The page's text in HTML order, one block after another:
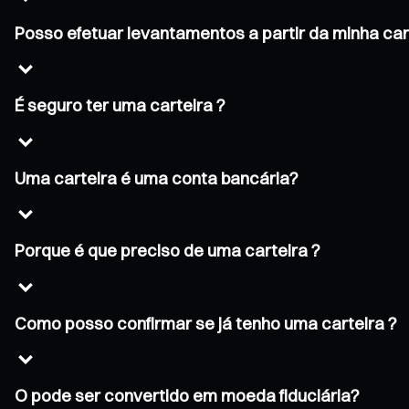
Posso efetuar levantamentos a partir da minha
É seguro ter uma carteira ?
Uma carteira é uma conta bancária?
Porque é que preciso de uma carteira ?
Como posso confirmar se já tenho uma carteira ?
O pode ser convertido em moeda fiduciária?